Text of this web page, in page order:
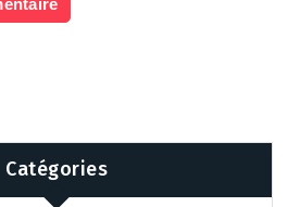
Catégories